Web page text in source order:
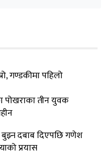
गण्डकीमा पहिलो
पोखराका तीन युवक
दबाब दिएपछि गणेश
प्रयास